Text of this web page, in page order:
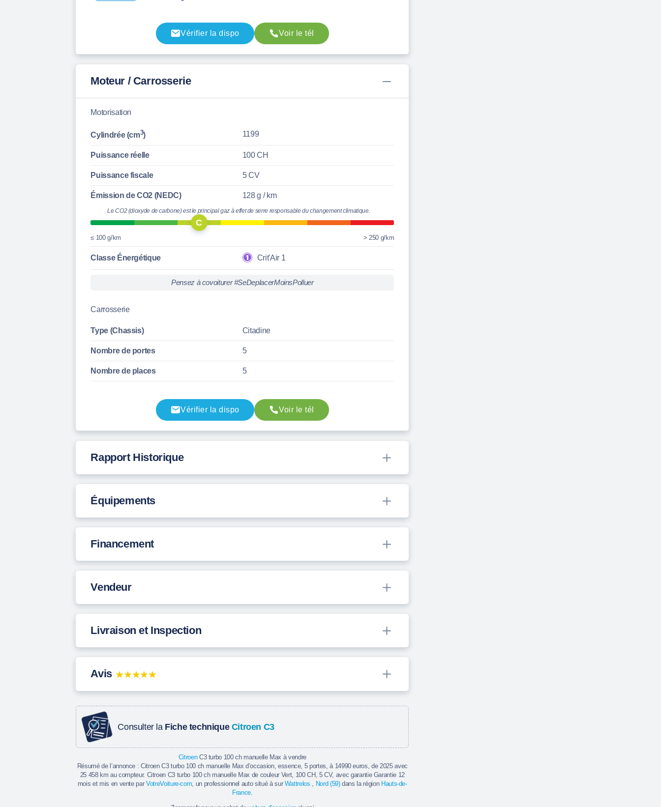
Vérifier la dispo Voir le tél
Moteur / Carrosserie
Motorisation
Cylindrée (cm3) 1199
Puissance réelle 100 CH
Puissance fiscale 5 CV
Émission de CO2 (NEDC) 128 g / km
Le CO2 (dioxyde de carbone) est le principal gaz à effet de serre responsable du changement climatique.
C
≤ 100 g/km > 250 g/km
Classe Énergétique Crit'Air 1
Pensez à covoiturer #SeDeplacerMoinsPolluer
Carrosserie
Type (Chassis) Citadine
Nombre de portes 5
Nombre de places 5
Vérifier la dispo Voir le tél
Rapport Historique
Équipements
Financement
Vendeur
Livraison et Inspection
Avis
Consulter la Fiche technique Citroen C3
CitroenC3 turbo 100 ch manuelle Max à vendre
Résumé de l’annonce : Citroen C3 turbo 100 ch manuelle Max d’occasion, essence, 5 portes, à 14990 euros, de 2025 avec
25 458 km au compteur. Citroen C3 turbo 100 ch manuelle Max de couleur Vert, 100 CH, 5 CV, avec garantie Garantie 12
mois et mis en vente parVotreVoiture-com, un professionnel auto situé à sur Wattrelos , Nord (59)dans la région Hauts-de-
France.